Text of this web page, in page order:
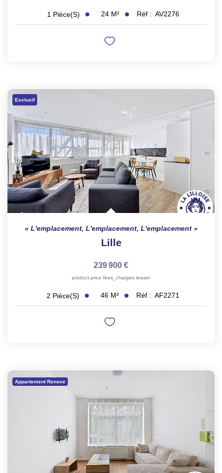
1 Pièce(s) 24 M² Réf : AV2276
Exclusif
L'emplacement, L'emplacement, L'emplacement
Lille
239 900 €
product.price.fees_charges.teaser
2 Pièce(s) 46 M² Réf : AF2271
Appartement Renove